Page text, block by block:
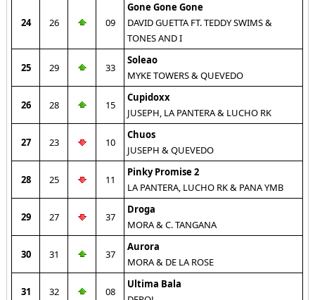
24 26 09
Gone Gone Gone
DAVID GUETTA FT. TEDDY SWIMS &
TONES AND I
25 29 33
Soleao
MYKE TOWERS & QUEVEDO
26 28 15
Cupidoxx
JUSEPH, LA PANTERA & LUCHO RK
27 23 10
Chuos
JUSEPH & QUEVEDO
28 25 11
Pinky Promise 2
LA PANTERA, LUCHO RK & PANA YMB
29 27 37
Droga
MORA & C. TANGANA
30 31 37
Aurora
MORA & DE LA ROSE
31 32 08
Ultima Bala